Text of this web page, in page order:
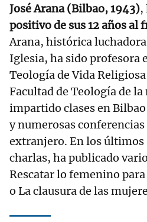
José Arana (Bilbao, 1943),
positivo de sus 12 años al
Arana, histórica
Iglesia, ha sido profesora
Teología de Vida
Facultad de Teología de
impartido clases en
y numerosas conferencias
extranjero. En los últimos
charlas, ha publicado
Rescatar lo femenino
o La clausura de las